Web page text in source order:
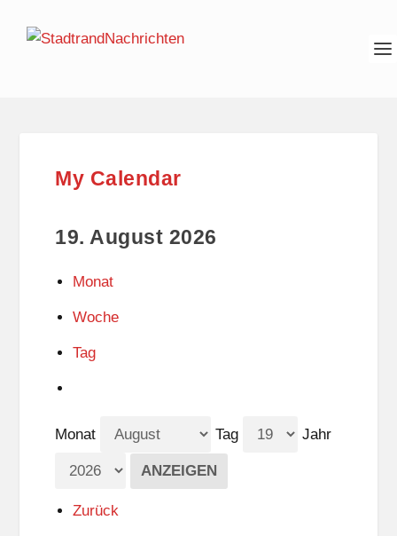
My Calendar
19. August 2026
Monat
Woche
Tag
Monat Tag Jahr
Zurück